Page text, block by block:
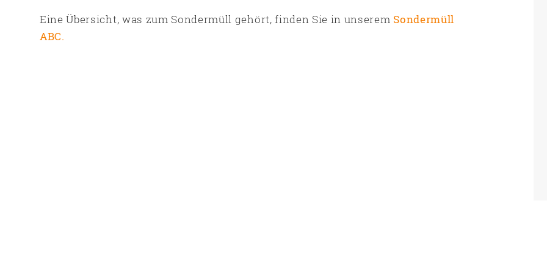
Eine Übersicht, was zum Sondermüll gehört, finden Sie in unserem Sondermüll
ABC.